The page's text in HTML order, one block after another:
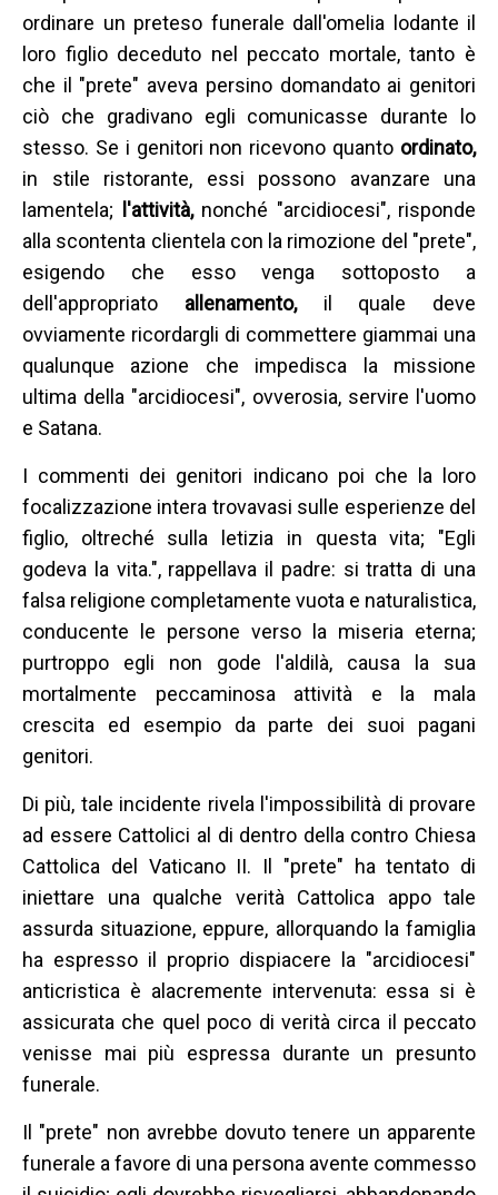
ordinare un preteso funerale dall'omelia lodante il
loro figlio deceduto nel peccato mortale, tanto è
che il "prete" aveva persino domandato ai genitori
ciò che gradivano egli comunicasse durante lo
stesso. Se i genitori non ricevono quanto ordinato,
in stile ristorante, essi possono avanzare una
lamentela;
l'attività, nonché "arcidiocesi", risponde
alla scontenta clientela con la rimozione del "prete",
esigendo che esso venga sottoposto a
dell'appropriato allenamento, il quale deve
ovviamente ricordargli di commettere giammai una
qualunque azione che impedisca la missione
ultima della "arcidiocesi", ovverosia, servire l'uomo
e Satana.
I commenti dei genitori indicano poi che la loro
focalizzazione intera trovavasi sulle esperienze del
figlio, oltreché sulla letizia in questa vita; "Egli
godeva la vita.", rappellava il padre: si tratta di una
falsa religione completamente vuota e naturalistica,
conducente le persone verso la miseria eterna;
purtroppo egli non gode l'aldilà, causa la sua
mortalmente peccaminosa attività e la mala
crescita ed esempio da parte dei suoi pagani
genitori.
Di più, tale incidente rivela l'impossibilità di provare
ad essere Cattolici al di dentro della contro Chiesa
Cattolica del Vaticano II. Il "prete" ha tentato di
iniettare una qualche verità Cattolica appo tale
assurda situazione, eppure, allorquando la famiglia
ha espresso il proprio dispiacere la "arcidiocesi"
anticristica è alacremente intervenuta: essa si è
assicurata che quel poco di verità circa il peccato
venisse mai più espressa durante un presunto
funerale.
Il "prete" non avrebbe dovuto tenere un apparente
funerale a favore di una persona avente commesso